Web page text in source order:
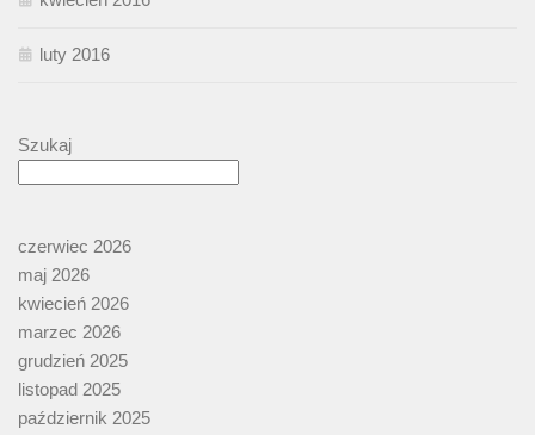
luty 2016
Szukaj
czerwiec 2026
maj 2026
kwiecień 2026
marzec 2026
grudzień 2025
listopad 2025
październik 2025